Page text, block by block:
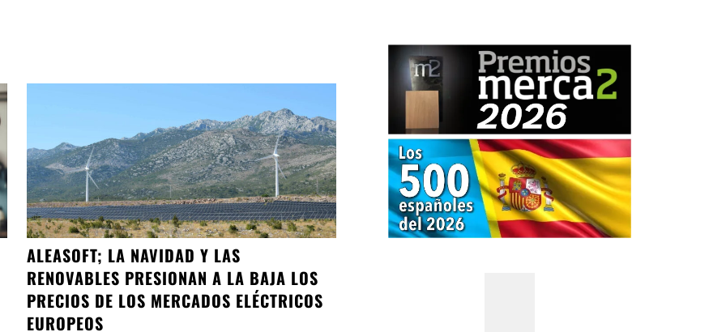
ALEASOFT; LA NAVIDAD Y LAS
RENOVABLES PRESIONAN A LA BAJA LOS
PRECIOS DE LOS MERCADOS ELÉCTRICOS
EUROPEOS